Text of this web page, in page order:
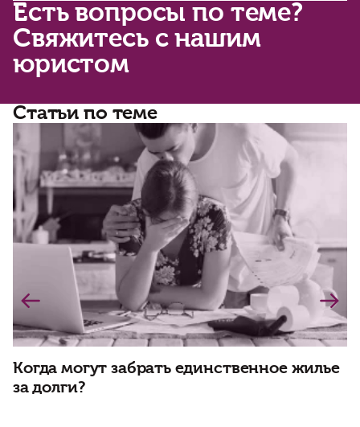
Есть вопросы по теме?
Свяжитесь с нашим
юристом
Статьи по теме
Когда могут забрать единственное жилье
за долги?